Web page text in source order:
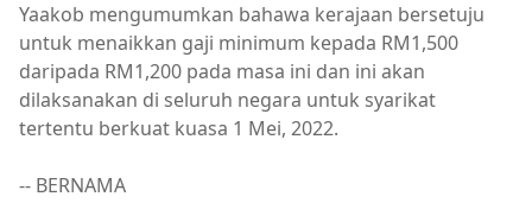
Yaakob mengumumkan bahawa kerajaan bersetuju
untuk menaikkan gaji minimum kepada RM1,500
daripada RM1,200 pada masa ini dan ini akan
dilaksanakan di seluruh negara untuk syarikat
tertentu berkuat kuasa 1 Mei, 2022.
-- BERNAMA